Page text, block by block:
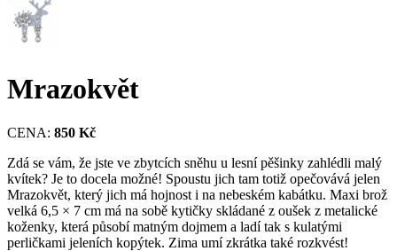
Mrazokvět
CENA: 850 Kč
Zdá se vám, že jste ve zbytcích sněhu u lesní pěšinky zahlédli malý
kvítek? Je to docela možné! Spoustu jich tam totiž opečovává jelen
Mrazokvět, který jich má hojnost i na nebeském kabátku. Maxi brož
velká 6,5 × 7 cm má na sobě kytičky skládané z oušek z metalické
koženky, která působí matným dojmem a ladí tak s kulatými
perličkami jeleních kopýtek. Zima umí zkrátka také rozkvést!